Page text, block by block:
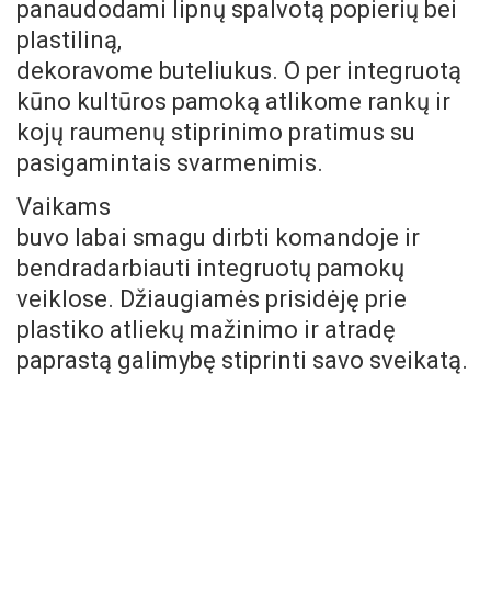
panaudodami lipnų spalvotą popierių bei
plastiliną,
dekoravome buteliukus. O per integruotą
kūno kultūros pamoką atlikome rankų ir
kojų raumenų stiprinimo pratimus su
pasigamintais svarmenimis.
Vaikams
buvo labai smagu dirbti komandoje ir
bendradarbiauti integruotų pamokų
veiklose. Džiaugiamės prisidėję prie
plastiko atliekų mažinimo ir atradę
paprastą galimybę stiprinti savo sveikatą.